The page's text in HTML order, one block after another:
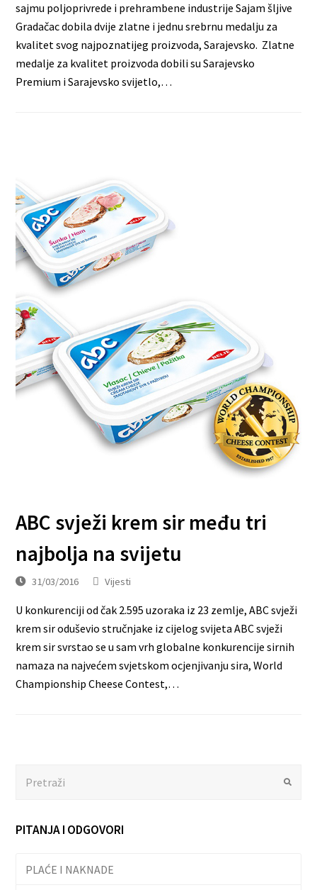
sajmu poljoprivrede i prehrambene industrije Sajam šljive
Gradačac dobila dvije zlatne i jednu srebrnu medalju za
kvalitet svog najpoznatijeg proizvoda, Sarajevsko. Zlatne
medalje za kvalitet proizvoda dobili su Sarajevsko
Premium i Sarajevsko svijetlo,…
ABC svježi krem sir među tri
najbolja na svijetu
31/03/2016 Vijesti
U konkurenciji od čak 2.595 uzoraka iz 23 zemlje, ABC svježi
krem sir oduševio stručnjake iz cijelog svijeta ABC svježi
krem sir svrstao se u sam vrh globalne konkurencije sirnih
namaza na najvećem svjetskom ocjenjivanju sira, World
Championship Cheese Contest,…
Submit
PITANJA I ODGOVORI
PLAĆE I NAKNADE